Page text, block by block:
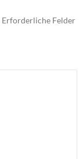
Erforderliche Felder